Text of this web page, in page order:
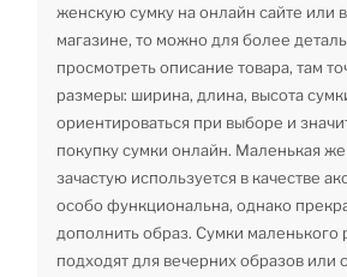
женскую сумку на онлайн сайте или
магазине, то можно для более
просмотреть описание товара, там
размеры: ширина, длина, высота
ориентироваться при выборе и
покупку сумки онлайн. Маленькая
зачастую используется в качестве
особо функциональна, однако
дополнить образ. Сумки маленького
подходят для вечерних образов или